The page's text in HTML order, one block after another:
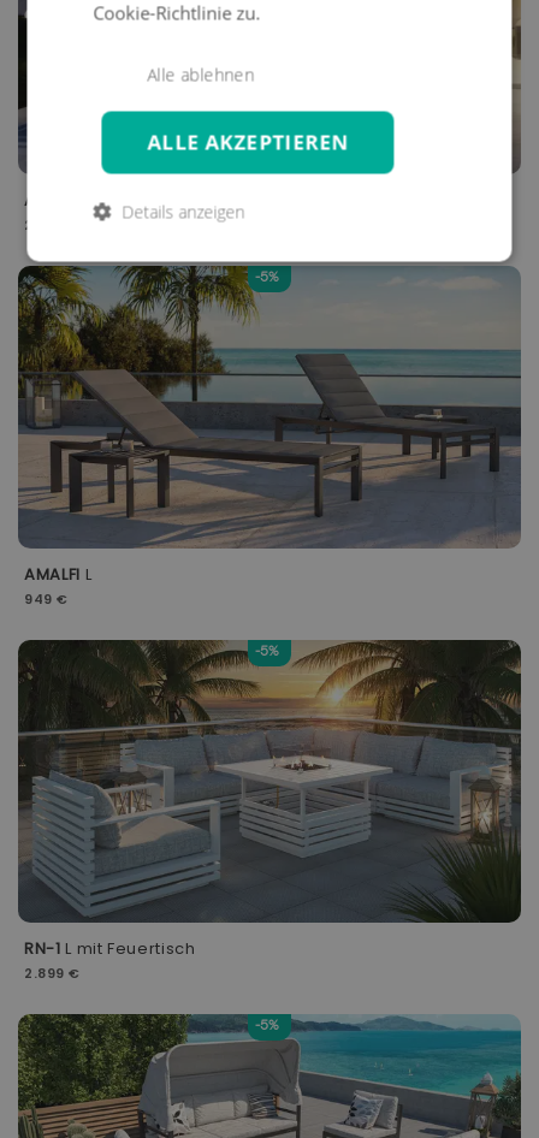
ADRIANOL
2.099 €
-5%
AMALFI L
949 €
-5%
RN-1 L mit Feuertisch
2.899 €
-5%
Cookie-Richtlinie zu.
ALLE AKZEPTIEREN
Alle ablehnen
Details anzeigen